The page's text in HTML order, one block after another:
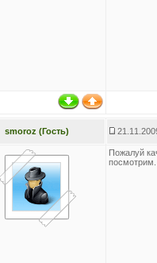
smoroz (Гость)
Пожалуй